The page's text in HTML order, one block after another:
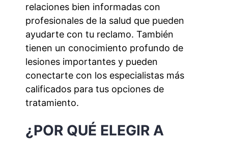
relaciones bien informadas con
profesionales de la salud que pueden
ayudarte con tu reclamo. También
tienen un conocimiento profundo de
lesiones importantes y pueden
conectarte con los especialistas más
calificados para tus opciones de
tratamiento.
¿POR QUÉ ELEGIR A